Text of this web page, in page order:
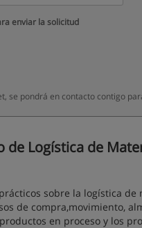
enviar la solicitud
se pondrá en contacto contigo
Logística de
sobre la logística
de compra,movimiento,
en proceso y los